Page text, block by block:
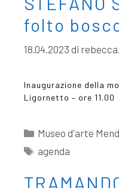
folto
18.04.2023 di
Inaugurazione della
Ligornetto – ore 11.00
Museo d'arte
agenda